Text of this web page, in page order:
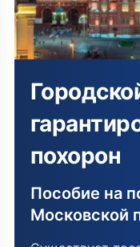
похорон
Пособие на
Московской